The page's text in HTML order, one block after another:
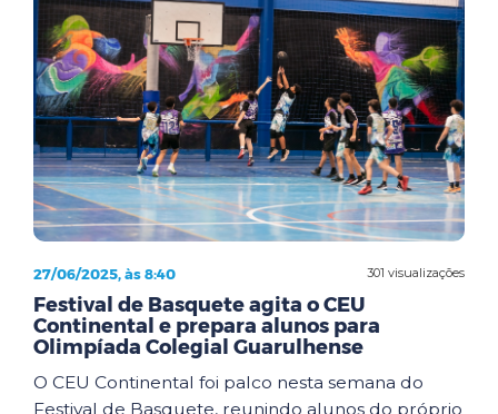
301 visualizações
27/06/2025, às 8:40
Festival de Basquete agita o CEU
Continental e prepara alunos para
Olimpíada Colegial Guarulhense
O CEU Continental foi palco nesta semana do
Festival de Basquete, reunindo alunos do próprio